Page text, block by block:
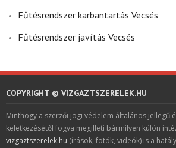
Fűtésrendszer karbantartás Vecsés
Fűtésrendszer javítás Vecsés
COPYRIGHT © VIZGAZTSZERELEK.HU
Minthogy a szerzői jogi védelem általános jellegű
keletkezésétől fogva megilleti bármilyen külön
vizgaztszerelek.hu (írások, fotók, videók) is a